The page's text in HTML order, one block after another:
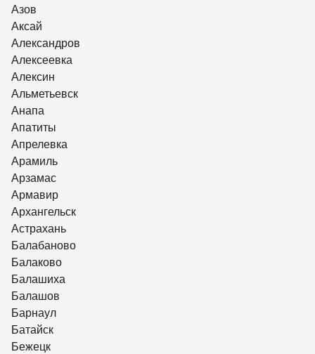
Азов
Аксай
Александров
Алексеевка
Алексин
Альметьевск
Анапа
Апатиты
Апрелевка
Арамиль
Арзамас
Армавир
Архангельск
Астрахань
Балабаново
Балаково
Балашиха
Балашов
Барнаул
Батайск
Бежецк